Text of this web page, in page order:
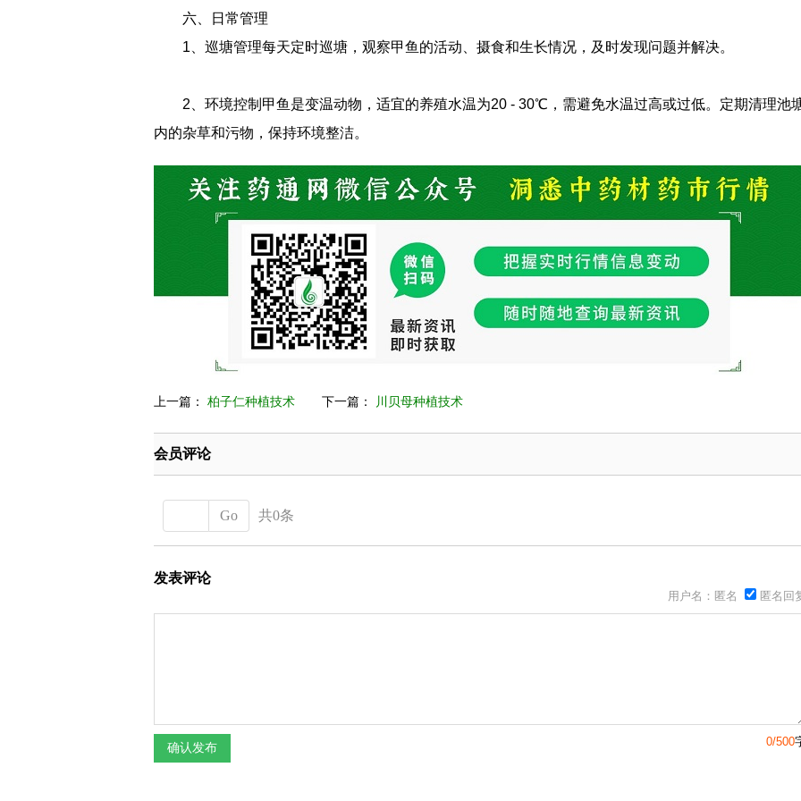
六、日常管理
1、巡塘管理每天定时巡塘，观察甲鱼的活动、摄食和生长情况，及时发现问题并解决。
2、环境控制甲鱼是变温动物，适宜的养殖水温为20 - 30℃，需避免水温过高或过低。定期清理池
内的杂草和污物，保持环境整洁。
上一篇： 柏子仁种植技术 下一篇： 川贝母种植技术
会员评论
Go 共0条
发表评论
用户名：匿名 匿名回
0/500